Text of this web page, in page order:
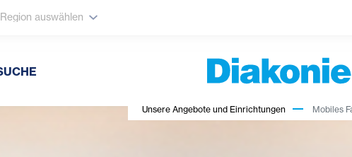
Region auswählen
Unsere Angebote und Einrichtungen Mobiles